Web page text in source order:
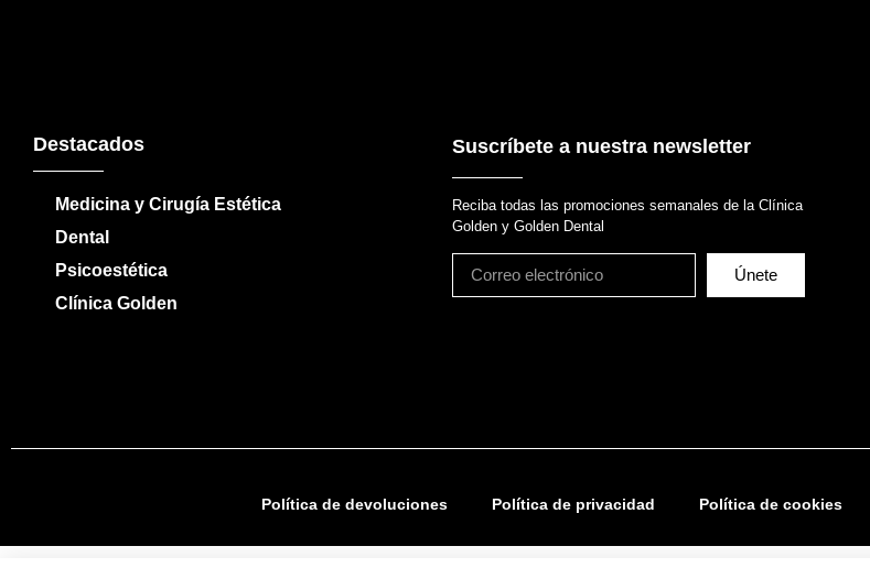
Destacados
Medicina y Cirugía Estética
Dental
Psicoestética
Clínica Golden
Suscríbete a nuestra newsletter
Reciba todas las promociones semanales de la Clínica
Golden y Golden Dental
Únete
Política de devoluciones Política de privacidad Política de cookies